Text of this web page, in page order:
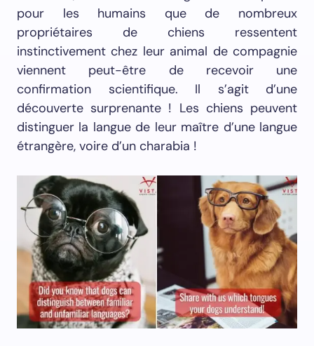
pour les humains que de nombreux
propriétaires de chiens ressentent
instinctivement chez leur animal de compagnie
viennent peut-être de recevoir une
confirmation scientifique. Il s’agit d’une
découverte surprenante ! Les chiens peuvent
distinguer la langue de leur maître d’une langue
étrangère, voire d’un charabia !